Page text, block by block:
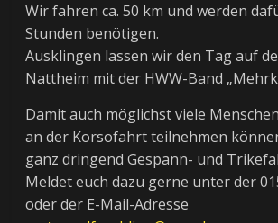
Wir fahren ca. 50 km und werden
Stunden benötigen.
Ausklingen lassen wir den Tag auf
Nattheim mit der HWW-Band
Damit auch möglichst viele
an der Korsofahrt teilnehmen
ganz dringend Gespann- und
Meldet euch dazu gerne unter der
oder der E-Mail-Adresse